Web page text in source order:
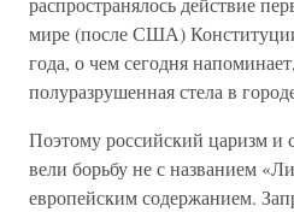
мире (после США)
года, о чем сегодня
полуразрушенная стела в
Поэтому российский царизм и
вели борьбу не с названием
европейским содержанием.